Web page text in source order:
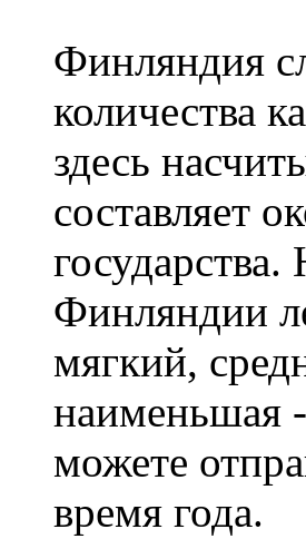
Финляндия
количества
здесь
составляет
Финляндии
мягкий,
наименьшая
можете
время года.